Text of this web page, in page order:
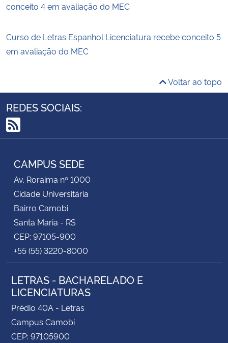
conceito 4 em avaliação do MEC
Curso de Letras Espanhol Licenciatura recebe conceito 5
em avaliação do MEC
Voltar ao topo
REDES SOCIAIS:
RSS
CAMPUS SEDE
Av. Roraima nº 1000
Cidade Universitária
Bairro Camobi
Santa Maria - RS
CEP: 97105-900
+55 (55) 3220-8000
LETRAS - BACHARELADO E
LICENCIATURAS
Prédio 40A - Letras
Campus Camobi
CEP: 97105900